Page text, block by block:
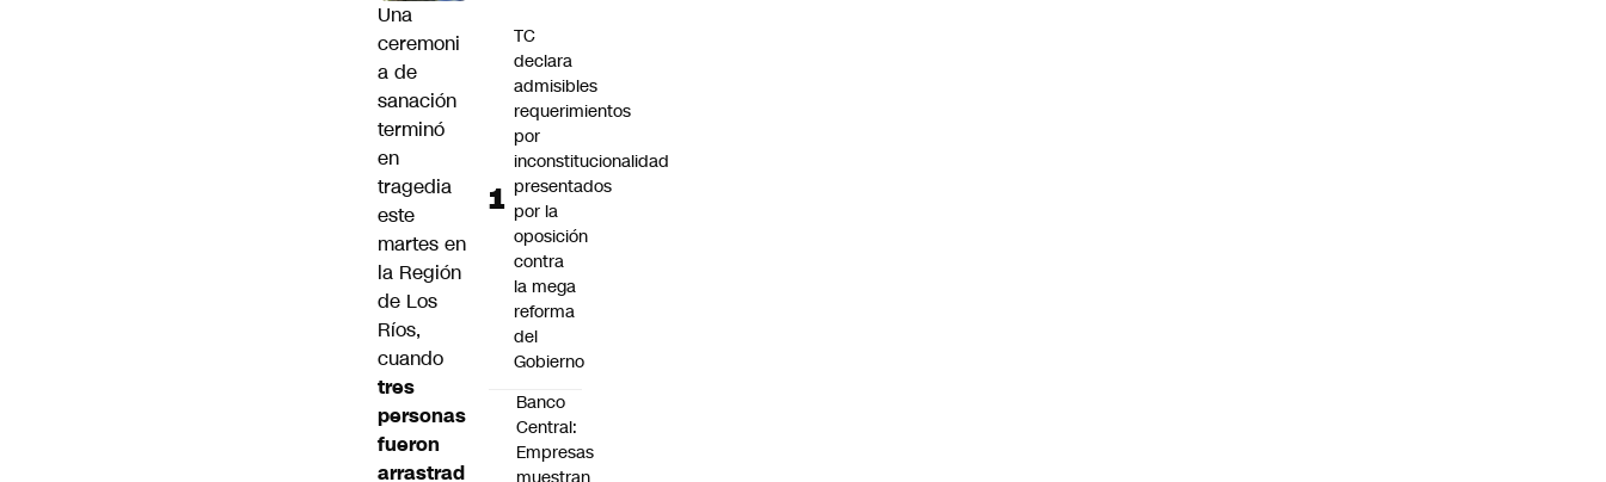
Una
ceremoni
a de
sanación
terminó
en
tragedia
este
martes en
la Región
de Los
Ríos,
cuando
tres
personas
fueron
arrastrad
TC
declara
admisibles
requerimientos
por
inconstitucionalidad
presentados
por la
oposición
contra
la mega
reforma
del
Gobierno
Banco
Central:
Empresas